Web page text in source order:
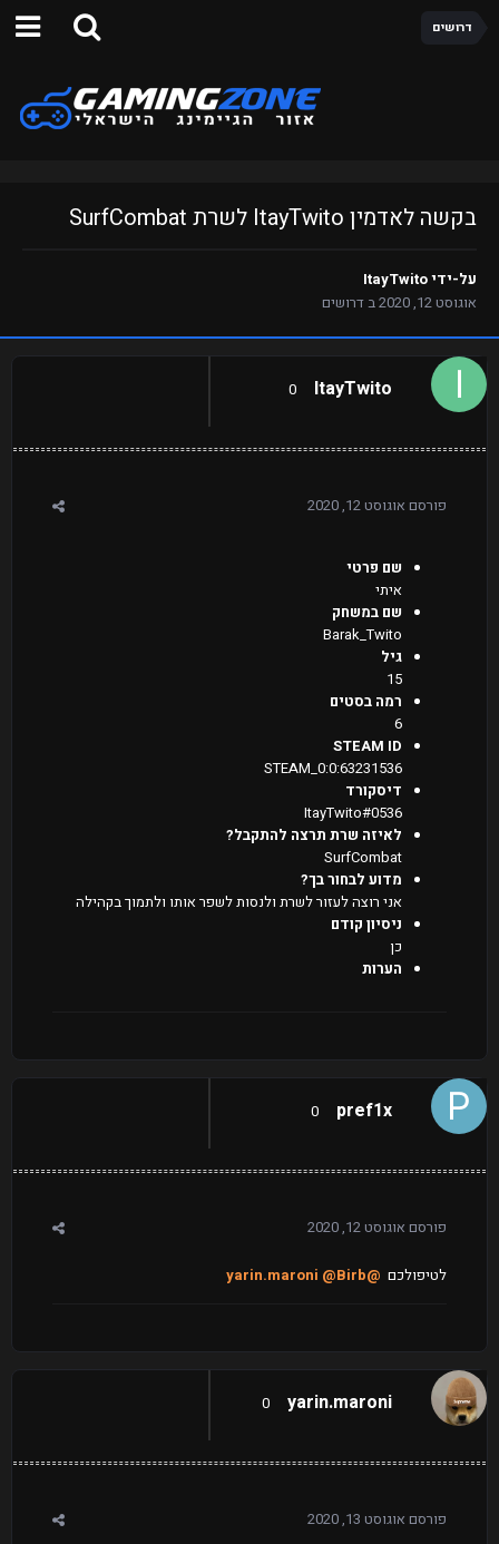
דרושים
בקשה לאדמין ItayTwito לשרת SurfCombat
על-ידיItayTwito
אוגוסט 12, 2020
בדרושים
ItayTwito
0
פורסם אוגוסט 12, 2020
שם פרטי
איתי
שם במשחק
Barak_Twito
גיל
15
רמה בסטים
6
STEAM ID
STEAM_0:0:63231536
דיסקורד
ItayTwito#0536
לאיזה שרת תרצה להתקבל?
SurfCombat
מדוע לבחור בך?
אני רוצה לעזור לשרת ולנסות לשפר אותו ולתמוך בקהילה
ניסיון קודם
כן
הערות
pref1x
0
פורסם אוגוסט 12, 2020
לטיפולכם @yarin.maroni
@Birb
yarin.maroni
0
פורסם אוגוסט 13, 2020